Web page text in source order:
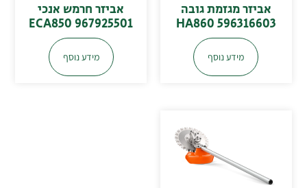
אביזר מגזמת גובה
HA860 596316603
מידע נוסף
אביזר חרמש אנכי
ECA850 967925501
מידע נוסף